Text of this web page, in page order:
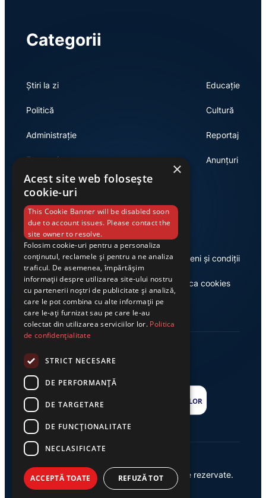
Categorii
Știri la zi
Politică
Administrație
Economie
Educație
Cultură
Reportaj
Anunțuri
Link-uri utile
Despre noi
Casa de editură Exclusiv
Termeni și condiții
Politica cookies
© 2026 Ziarul Exclusiv – Toate drepturile rezervate.
Powered by {AW}
×
Acest site web folosește
cookie-uri
This Cookie Banner will be disabled soon
due to account issues. Please contact the
site owner to resolve.
Folosim cookie-uri pentru a personaliza
conținutul, reclamele și pentru a ne analiza
traficul. De asemenea, împărtășim
informații despre utilizarea site-ului nostru
cu partenerii noștri de publicitate și analiză,
care le pot combina cu alte informații pe
care le-ați furnizat sau pe care le-au
colectat din utilizarea serviciilor lor. Politica
de confidențialitate
STRICT NECESARE
DE PERFORMANȚĂ
DE TARGETARE
DE FUNCŢIONALITATE
NECLASIFICATE
ACCEPTĂ TOATE REFUZĂ TOT